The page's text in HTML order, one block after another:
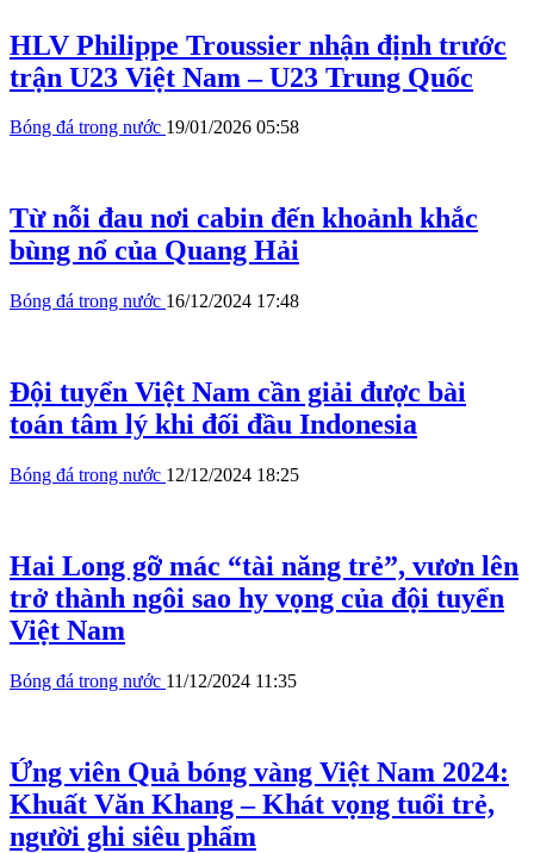
HLV Philippe Troussier nhận định trước
trận U23 Việt Nam – U23 Trung Quốc
Bóng đá trong nước 19/01/2026 05:58
Từ nỗi đau nơi cabin đến khoảnh khắc
bùng nổ của Quang Hải
Bóng đá trong nước 16/12/2024 17:48
Đội tuyển Việt Nam cần giải được bài
toán tâm lý khi đối đầu Indonesia
Bóng đá trong nước 12/12/2024 18:25
Hai Long gỡ mác “tài năng trẻ”, vươn lên
trở thành ngôi sao hy vọng của đội tuyển
Việt Nam
Bóng đá trong nước 11/12/2024 11:35
Ứng viên Quả bóng vàng Việt Nam 2024:
Khuất Văn Khang – Khát vọng tuổi trẻ,
người ghi siêu phẩm